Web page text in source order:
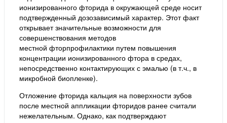
ионизированного фторида в окружающей среде носит
подтвержденный дозозависимый характер. Этот факт
открывает значительные возможности для
совершенствования методов
местной фторпрофилактики путем повышения
концентрации ионизированного фтора в средах,
непосредственно контактирующих с эмалью (в т.ч., в
микробной биопленке).
Отложение фторида кальция на поверхности зубов
после местной аппликации фторидов ранее считали
нежелательным. Однако, как подтверждают